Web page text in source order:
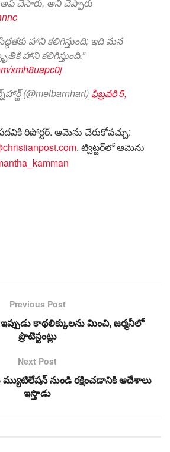
చేసారు, అని చెప్పారు
హాని కలిగిస్తుంది; ఇది మన
హాని కలిగిస్తుంది.”
xmh8uapc0j
(@melbarnhart) ఫిబ్రవరి 5,
రిపోర్టర్. ఆమెను చేరుకోవచ్చు:
. ట్విట్టర్‌లో ఆమెను
Previous Post
కాథలిక్కులను మించి, జర్మనీలో
ప్రొటెస్టంట్లు
Next Post
నుండి రక్షించడానికి ఆదేశాలు
ఇస్తాడు